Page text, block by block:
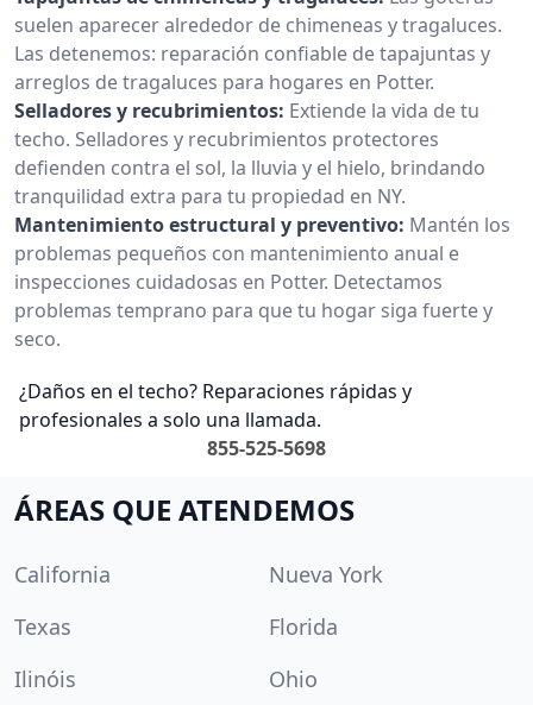
suelen aparecer alrededor de chimeneas y tragaluces.
Las detenemos: reparación confiable de tapajuntas y
arreglos de tragaluces para hogares en Potter.
Selladores y recubrimientos: Extiende la vida de tu
techo. Selladores y recubrimientos protectores
defienden contra el sol, la lluvia y el hielo, brindando
tranquilidad extra para tu propiedad en NY.
Mantenimiento estructural y preventivo: Mantén los
problemas pequeños con mantenimiento anual e
inspecciones cuidadosas en Potter. Detectamos
problemas temprano para que tu hogar siga fuerte y
seco.
¿Daños en el techo? Reparaciones rápidas y
profesionales a solo una llamada.
855-525-5698
ÁREAS QUE ATENDEMOS
California
Nueva York
Texas
Florida
Ilinóis
Ohio